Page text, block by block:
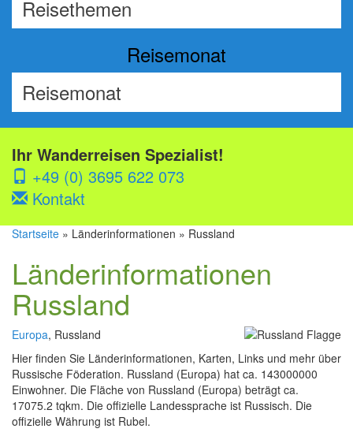
Reisemonat
Ihr Wanderreisen Spezialist!
+49 (0) 3695 622 073
Kontakt
Startseite » Länderinformationen » Russland
Länderinformationen
Russland
Europa, Russland
Hier finden Sie Länderinformationen, Karten, Links und mehr über
Russische Föderation. Russland (Europa) hat ca. 143000000
Einwohner. Die Fläche von Russland (Europa) beträgt ca.
17075.2 tqkm. Die offizielle Landessprache ist Russisch. Die
offizielle Währung ist Rubel.